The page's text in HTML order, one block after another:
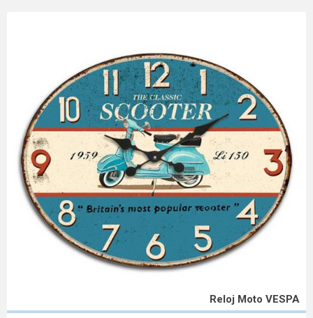
Reloj Moto VESPA